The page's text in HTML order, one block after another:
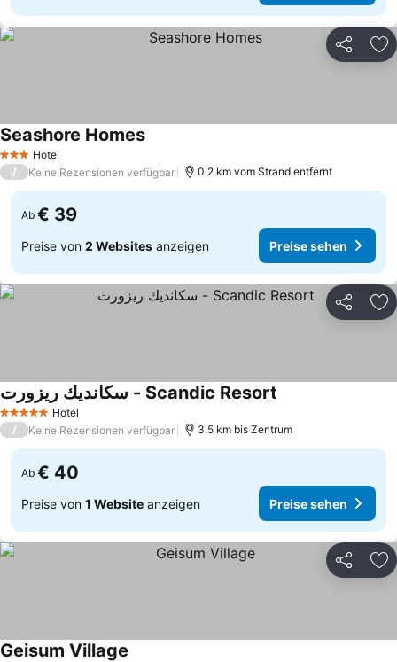
Teilen
3 SterneHotel
Seashore Homes
/ Keine Rezensionen verfügbar 0.2 km vom Strand entfernt
Ab € 39
Preise von 2 Websites anzeigen Preise sehen
Teilen
5 Sterne Hotel
سكانديك ريزورت - Scandic Resort
/ Keine Rezensionen verfügbar 3.5 km bis Zentrum
Ab € 40
Preise von 1 Website anzeigen Preise sehen
Teilen
Geisum Village